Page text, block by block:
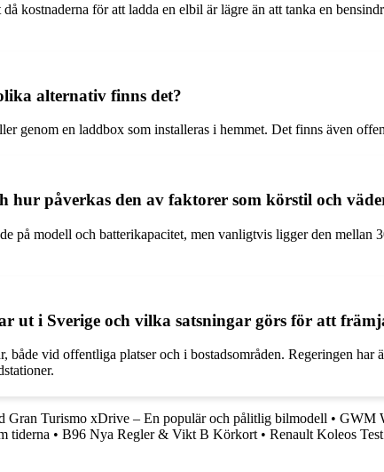
kostnaderna för att ladda en elbil är lägre än att tanka en
alternativ finns det?
genom en laddbox som installeras i hemmet. Det finns även
hur påverkas den av faktorer som körstil och
på modell och batterikapacitet, men vanligtvis ligger den
ut i Sverige och vilka satsningar görs för att
både vid offentliga platser och i bostadsområden. Regeringen
Gran Turismo xDrive – En populär och pålitlig bilmodell • GWM
tiderna • B96 Nya Regler & Vikt B Körkort • Renault Koleos